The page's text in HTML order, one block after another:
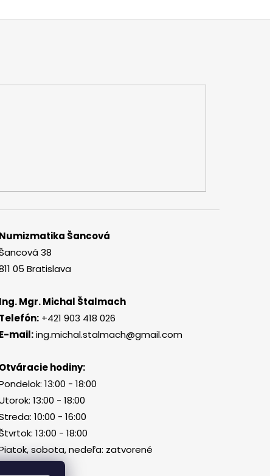
Numizmatika Šancová
38
05 Bratislava
Ing. Mgr. Michal Štalmach
Telefón: +421 903 418 026
E-mail: ing.michal.stalmach@gmail.com
Otváracie hodiny:
13:00 - 18:00
13:00 - 18:00
10:00 - 16:00
13:00 - 18:00
sobota, nedeľa: zatvorené